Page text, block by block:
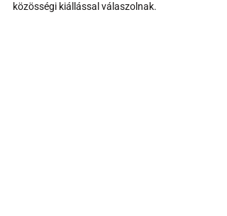
közösségi kiállással válaszolnak.